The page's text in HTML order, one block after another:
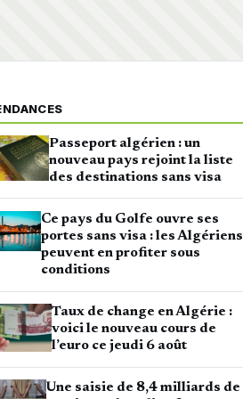
Passeport algérien : un
nouveau pays rejoint la liste
des destinations sans visa
Ce pays du Golfe ouvre ses
portes sans visa : les Algériens
peuvent en profiter sous
conditions
Taux de change en Algérie :
voici le nouveau cours de
l’euro ce jeudi 6 août
Une saisie de 8,4 milliards de